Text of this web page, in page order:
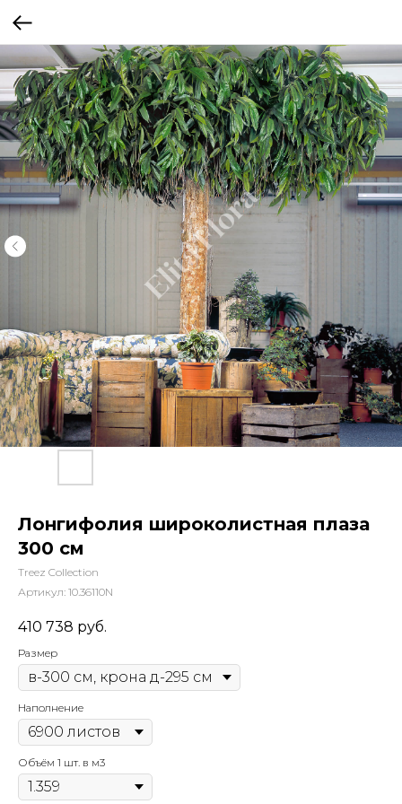
Лонгифолия широколистная плаза
300 см
Treez Collection
Артикул: 10.36110N
410 738 руб.
Размер
Наполнение
Объём 1 шт. в м3